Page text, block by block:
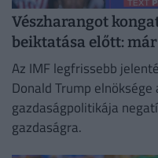
Vészharangot
beiktatása előtt:
Az IMF legfrissebb
Donald Trump
gazdaságpolitikája
gazdaságra.